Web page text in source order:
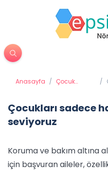
Anasayfa / Çocuk
/
Çocukları sadece
seviyoruz
Koruma ve bakım altına
için başvuran aileler,